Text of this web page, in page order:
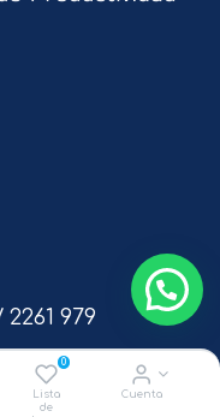
0
Lista
de
Cuenta
979